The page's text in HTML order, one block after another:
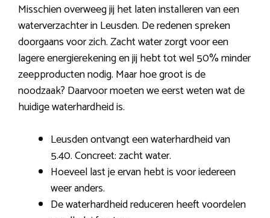
Misschien overweeg jij het laten installeren van een
waterverzachter in Leusden. De redenen spreken
doorgaans voor zich. Zacht water zorgt voor een
lagere energierekening en jij hebt tot wel 50% minder
zeepproducten nodig. Maar hoe groot is de
noodzaak? Daarvoor moeten we eerst weten wat de
huidige waterhardheid is.
Leusden ontvangt een waterhardheid van
5.40. Concreet: zacht water.
Hoeveel last je ervan hebt is voor iedereen
weer anders.
De waterhardheid reduceren heeft voordelen